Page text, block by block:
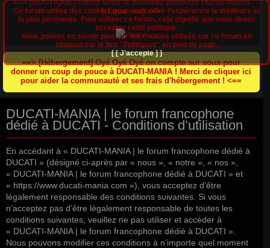
==> [BOUTIQUE] Offrez-vous le nouveau porte-clé Ducati-Mania
(cliquez ici) <==
==> [Hébergement] Oyé Oyé Oyé on compte sur vous pour
donner un coup de pouce à DUCATI-MANIA ! Merci de cliquer ici
pour aider la communauté et ses frais d'hébergement ! <==
DUCATI-MANIA | le forum francophone
dédié à DUCATI - Conditions d’utilisation
En accédant à « DUCATI-MANIA | le forum francophone dédié à
DUCATI » (désigné ci-après par « nous », « notre », « nos »,
« DUCATI-MANIA | le forum francophone dédié à DUCATI » et
« https://www.ducati-mania.com »), vous acceptez d’être
légalement responsable des conditions suivantes. Si vous
n’acceptez pas d’être légalement responsable de toutes les
conditions suivantes, veuillez ne pas utiliser et accéder à
« DUCATI-MANIA | le forum francophone dédié à DUCATI ».
Nous pouvons modifier ces conditions à n’importe quel moment
Ce forum utilise des cookies pour vous offrir l‘expérience la meilleure et
la plus pertinente. Pour utiliser ce forum, cela signifie que vous devez
accepter cette politique.
Vous pouvez en savoir plus sur les cookies utilisés sur ce forum en
cliquant sur le lien "Politiques" en pied de page.
[ [ J’accepte ] ]